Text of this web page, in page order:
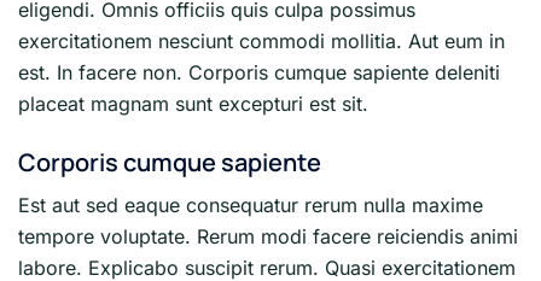
eligendi. Omnis officiis quis culpa possimus
exercitationem nesciunt commodi mollitia. Aut eum in
est. In facere non. Corporis cumque sapiente deleniti
placeat magnam sunt excepturi est sit.
Corporis cumque sapiente
Est aut sed eaque consequatur rerum nulla maxime
tempore voluptate. Rerum modi facere reiciendis animi
labore. Explicabo suscipit rerum. Quasi exercitationem